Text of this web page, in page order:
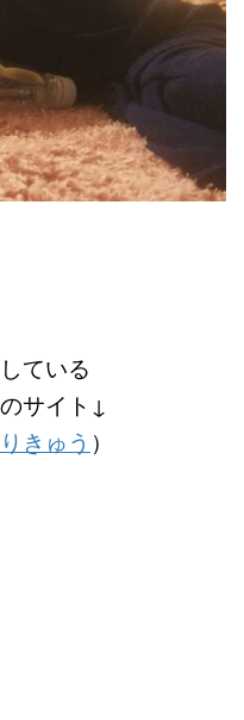
ている
サイト↓
きゅう ）